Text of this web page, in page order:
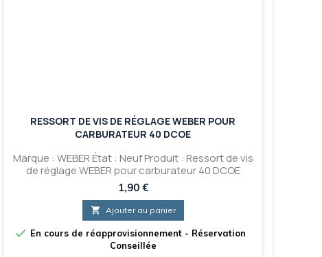
RESSORT DE VIS DE RÉGLAGE WEBER POUR
CARBURATEUR 40 DCOE
Marque : WEBER État : Neuf Produit : Ressort de vis
de réglage WEBER pour carburateur 40 DCOE
Prix
1,90 €
 Ajouter au panier
 En cours de réapprovisionnement - Réservation
Conseillée